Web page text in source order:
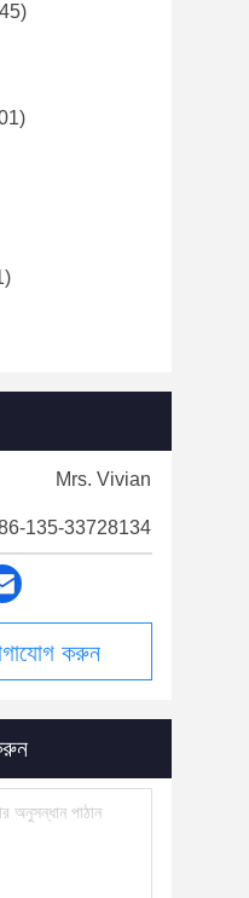
Mrs. Vivian
135-33728134
করুন